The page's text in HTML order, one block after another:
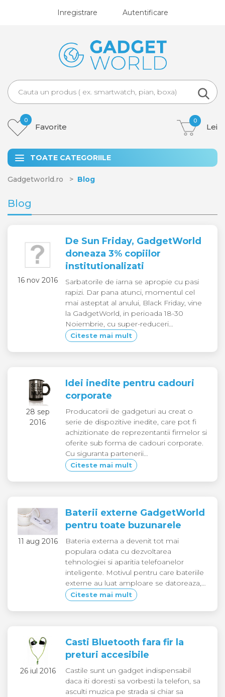
Inregistrare Autentificare
0
Favorite
0
Lei
TOATE CATEGORIILE
Gadgetworld.ro Blog
Blog
16 nov 2016
De Sun Friday, GadgetWorld
doneaza 3% copiilor
institutionalizati
Sarbatorile de iarna se apropie cu pasi
rapizi. Dar pana atunci, momentul cel
mai asteptat al anului, Black Friday, vine
la GadgetWorld, in perioada 18-30
Noiembrie, cu super-reduceri…
Citeste mai mult
28 sep
2016
Idei inedite pentru cadouri
corporate
Producatorii de gadgeturi au creat o
serie de dispozitive inedite, care pot fi
achizitionate de reprezentantii firmelor si
oferite sub forma de cadouri corporate.
Cu siguranta partenerii…
Citeste mai mult
11 aug 2016
Baterii externe GadgetWorld
pentru toate buzunarele
Bateria externa a devenit tot mai
populara odata cu dezvoltarea
tehnologiei si aparitia telefoanelor
inteligente. Motivul pentru care bateriile
externe au luat amploare se datoreaza,…
Citeste mai mult
26 iul 2016
Casti Bluetooth fara fir la
preturi accesibile
Castile sunt un gadget indispensabil
daca iti doresti sa vorbesti la telefon, sa
asculti muzica pe strada si chiar sa